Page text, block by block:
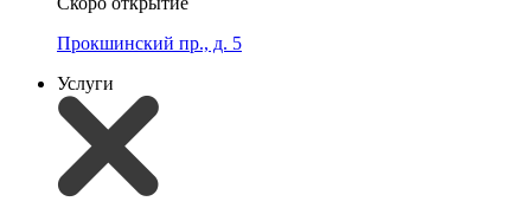
Прокшинский пр., д. 5
Услуги